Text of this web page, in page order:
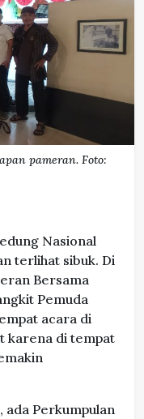
pameran. Foto:
Nasional
terlihat sibuk. Di
Bersama
Pemuda
acara di
karena di tempat
ada Perkumpulan